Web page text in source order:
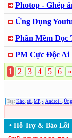
Photop - Ghép
Ứng Dụng
Phần Mềm Đọc
PM Cực Độc Ai
1
2 3 4 5 6
»
Tag: Kho, tải, MP, -, Androi», Ứng
• Hỗ Trợ & Báo Lỗi